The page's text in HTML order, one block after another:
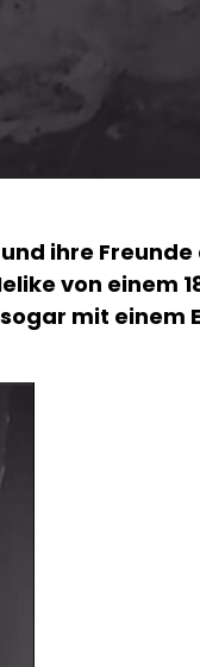
ihre
von einem
mit einem